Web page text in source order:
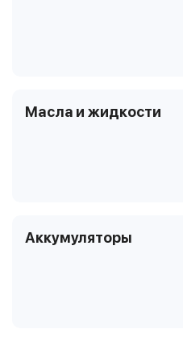
Масла и жидкости
Аккумуляторы